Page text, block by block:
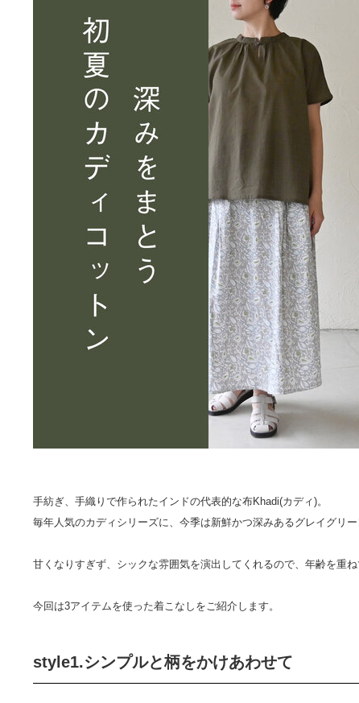
手紡ぎ、手織りで作られたインドの代表的な布Khadi(カディ)。
毎年人気のカディシリーズに、今季は新鮮かつ深みあるグレイグリー
甘くなりすぎず、シックな雰囲気を演出してくれるので、年齢を重
今回は3アイテムを使った着こなしをご紹介します。
style1.シンプルと柄をかけあわせて